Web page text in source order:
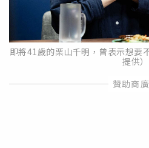
即將41歲的栗山千明，曾表示想
提供）